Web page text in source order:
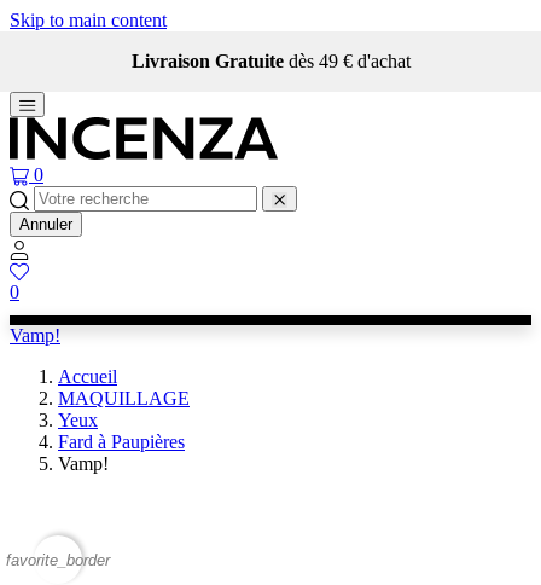
Skip to main content
Livraison Gratuite dès 49 € d'achat
0
Annuler
0
Vamp!
Accueil
MAQUILLAGE
Yeux
Fard à Paupières
Vamp!
favorite_border